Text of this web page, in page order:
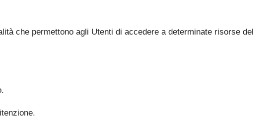
che permettono agli Utenti di accedere a determinate risorse del